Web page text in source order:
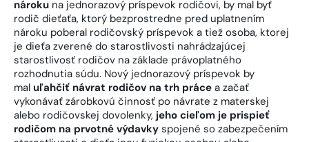
nároku na jednorazový príspevok rodičovi, by mal byť
rodič dieťaťa, ktorý bezprostredne pred uplatnením
nároku poberal rodičovský príspevok a tiež osoba, ktorej
je dieťa zverené do starostlivosti nahrádzajúcej
starostlivosť rodičov na základe právoplatného
rozhodnutia súdu. Nový jednorazový príspevok by
mal uľahčiť návrat rodičov na trh práce a začať
vykonávať zárobkovú činnosť po návrate z materskej
alebo rodičovskej dovolenky, jeho cieľom je prispieť
rodičom na prvotné výdavky spojené so zabezpečením